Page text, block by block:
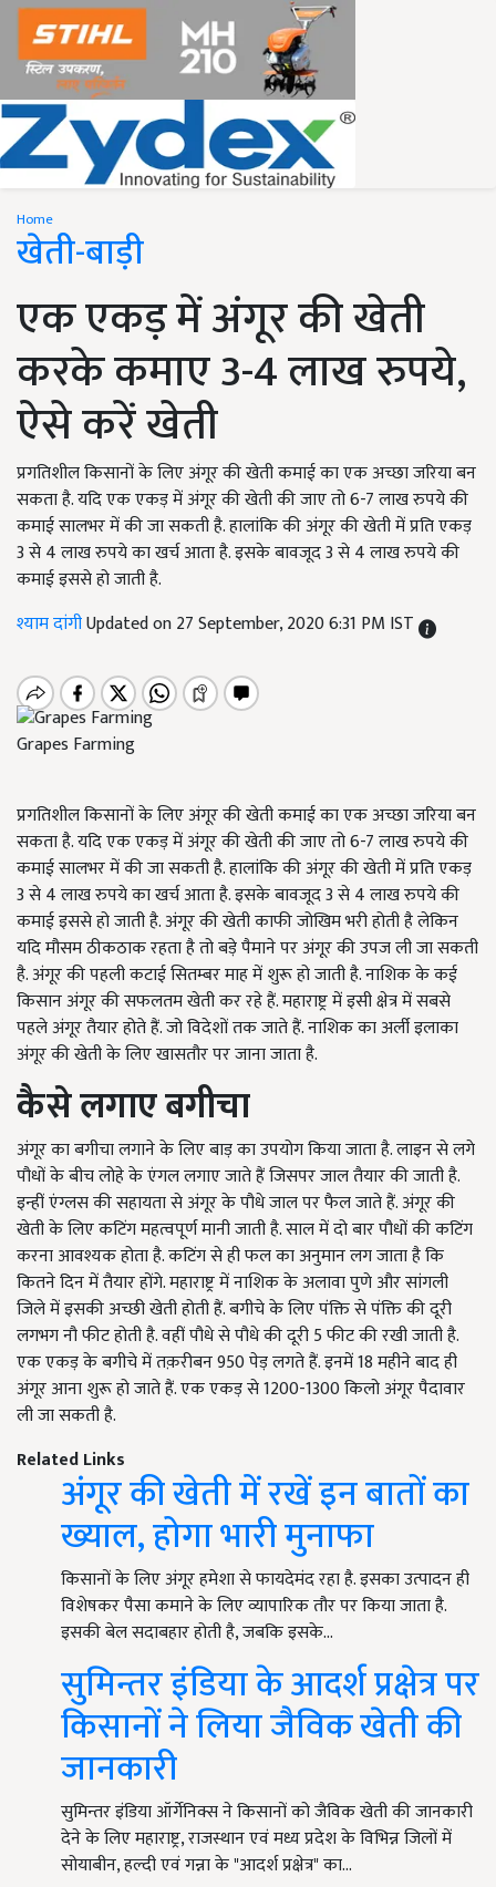
Home
खेती-बाड़ी
एक एकड़ में अंगूर की खेती
करके कमाए 3-4 लाख रुपये,
ऐसे करें खेती
प्रगतिशील किसानों के लिए अंगूर की खेती कमाई का एक अच्छा जरिया बन
सकता है. यदि एक एकड़ में अंगूर की खेती की जाए तो 6-7 लाख रुपये की
कमाई सालभर में की जा सकती है. हालांकि की अंगूर की खेती में प्रति एकड़
3 से 4 लाख रुपये का खर्च आता है. इसके बावजूद 3 से 4 लाख रुपये की
कमाई इससे हो जाती है.
श्याम दांगीUpdated on 27 September, 2020 6:31 PM IST
Grapes Farming
प्रगतिशील किसानों के लिए अंगूर की खेती कमाई का एक अच्छा जरिया बन
सकता है. यदि एक एकड़ में अंगूर की खेती की जाए तो 6-7 लाख रुपये की
कमाई सालभर में की जा सकती है. हालांकि की अंगूर की खेती में प्रति एकड़
3 से 4 लाख रुपये का खर्च आता है. इसके बावजूद 3 से 4 लाख रुपये की
कमाई इससे हो जाती है. अंगूर की खेती काफी जोखिम भरी होती है लेकिन
यदि मौसम ठीकठाक रहता है तो बड़े पैमाने पर अंगूर की उपज ली जा सकती
है. अंगूर की पहली कटाई सितम्बर माह में शुरू हो जाती है. नाशिक के कई
किसान अंगूर की सफलतम खेती कर रहे हैं. महाराष्ट्र में इसी क्षेत्र में सबसे
पहले अंगूर तैयार होते हैं. जो विदेशों तक जाते हैं. नाशिक का अर्ली इलाका
अंगूर की खेती के लिए खासतौर पर जाना जाता है.
कैसे लगाए बगीचा
अंगूर का बगीचा लगाने के लिए बाड़ का उपयोग किया जाता है. लाइन से लगे
पौधों के बीच लोहे के एंगल लगाए जाते हैं जिसपर जाल तैयार की जाती है.
इन्हीं एंग्लस की सहायता से अंगूर के पौधे जाल पर फैल जाते हैं. अंगूर की
खेती के लिए कटिंग महत्वपूर्ण मानी जाती है. साल में दो बार पौधों की कटिंग
करना आवश्यक होता है. कटिंग से ही फल का अनुमान लग जाता है कि
कितने दिन में तैयार होंगे. महाराष्ट्र में नाशिक के अलावा पुणे और सांगली
जिले में इसकी अच्छी खेती होती हैं. बगीचे के लिए पंक्ति से पंक्ति की दूरी
लगभग नौ फीट होती है. वहीं पौधे से पौधे की दूरी 5 फीट की रखी जाती है.
एक एकड़ के बगीचे में तक़रीबन 950 पेड़ लगते हैं. इनमें 18 महीने बाद ही
अंगूर आना शुरू हो जाते हैं. एक एकड़ से 1200-1300 किलो अंगूर पैदावार
ली जा सकती है.
Related Links
अंगूर की खेती में रखें इन बातों का
ख्याल, होगा भारी मुनाफा
किसानों के लिए अंगूर हमेशा से फायदेमंद रहा है. इसका उत्पादन ही
विशेषकर पैसा कमाने के लिए व्यापारिक तौर पर किया जाता है.
इसकी बेल सदाबहार होती है, जबकि इसके…
सुमिन्तर इंडिया के आदर्श प्रक्षेत्र पर
किसानों ने लिया जैविक खेती की
जानकारी
सुमिन्तर इंडिया ऑर्गेनिक्स ने किसानों को जैविक खेती की जानकारी
देने के लिए महाराष्ट्र, राजस्थान एवं मध्य प्रदेश के विभिन्न जिलों में
सोयाबीन, हल्दी एवं गन्ना के "आदर्श प्रक्षेत्र" का…